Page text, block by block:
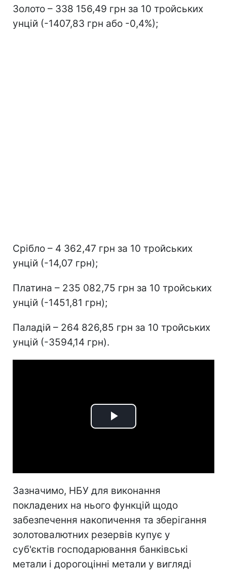
Золото – 338 156,49 грн за 10 тройських
унцій (-1407,83 грн або -0,4%);
Срібло – 4 362,47 грн за 10 тройських
унцій (-14,07 грн);
Платина – 235 082,75 грн за 10 тройських
унцій (-1451,81 грн);
Паладій – 264 826,85 грн за 10 тройських
унцій (-3594,14 грн).
Play
Зазначимо, НБУ для виконання
покладених на нього функцій щодо
забезпечення накопичення та зберігання
золотовалютних резервів купує у
суб'єктів господарювання банківські
метали і дорогоцінні метали у вигляді